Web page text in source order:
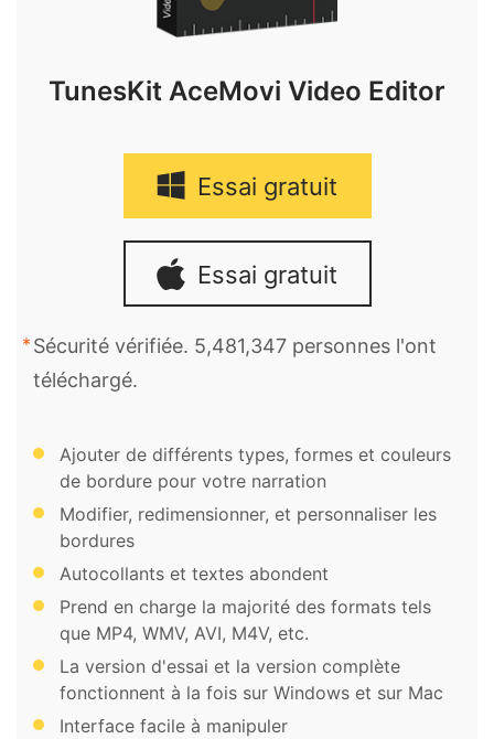
TunesKit AceMovi Video Editor
Essai gratuit
Essai gratuit
Sécurité vérifiée. 5,481,347 personnes l'ont
téléchargé.
Ajouter de différents types, formes et couleurs
de bordure pour votre narration
Modifier, redimensionner, et personnaliser les
bordures
Autocollants et textes abondent
Prend en charge la majorité des formats tels
que MP4, WMV, AVI, M4V, etc.
La version d'essai et la version complète
fonctionnent à la fois sur Windows et sur Mac
Interface facile à manipuler